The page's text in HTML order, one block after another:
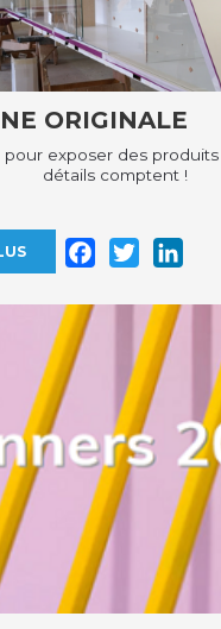
ORIGINALE
exposer des
détails comptent !
Facebook
Twitter